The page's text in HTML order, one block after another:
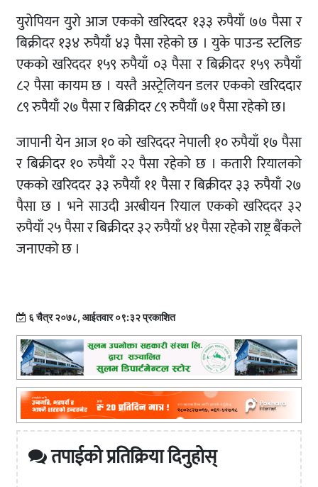
युरोपियन युरो आज एकको खरिददर १३३ रुपैयाँ ७७ पैसा र
बिक्रीदर १३४ रुपैयाँ ४३ पैसा रहेको छ । युके पाउन्ड स्टलिङ
एकको खरिददर १५९ रुपैयाँ ०३ पैसा र बिक्रीदर १५९ रुपैयाँ
८२ पैसा कायम छ । यस्तै अस्ट्रेलियन डलर एकको खरिददार
८९ रुपैयाँ २७ पैसा र बिक्रीदर ८९ रुपैयाँ ७१ पैसा रहेको छ।
जापानी येन आज १० को खरिददर नेपाली १० रुपैयाँ १७ पैसा
र बिक्रीदर १० रुपैयाँ २२ पैसा रहेको छ । कतारी रियालको
एकको खरिददर ३३ रुपैयाँ ११ पैसा र बिक्रीदर ३३ रुपैयाँ २७
पैसा छ । भने साउदी अरबीयन रियाल एकको खरिददर ३२
रुपैयाँ २५ पैसा र बिक्रीदर ३२ रुपैयाँ ४१ पैसा रहेको राष्ट्र बैंकले
जनाएको छ ।
६ चैत्र २०७८, आईतवार ०९:३२ प्रकाशित
तपाईको प्रतिक्रिया दिनुहोस्